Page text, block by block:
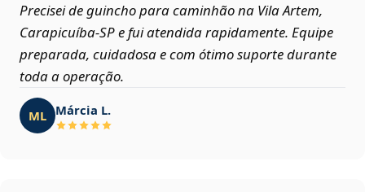
Precisei de guincho para caminhão na Vila Artem,
Carapicuíba‑SP e fui atendida rapidamente. Equipe
preparada, cuidadosa e com ótimo suporte durante
toda a operação.
ML Márcia L.